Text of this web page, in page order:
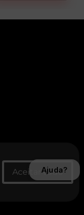
Ajuda?